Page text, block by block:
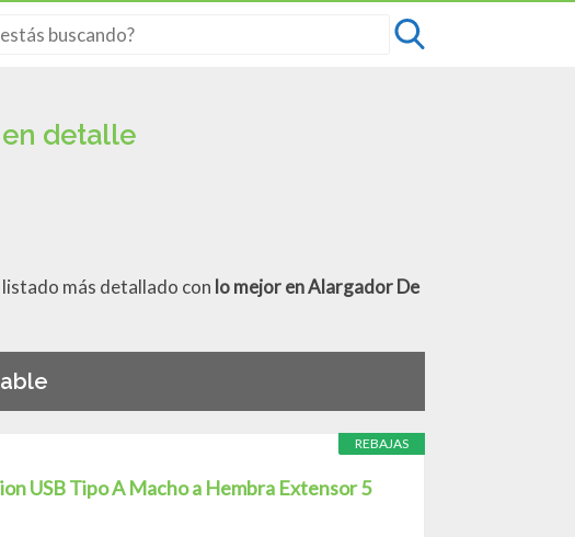
detalle
más detallado con lo mejor en Alargador De
REBAJAS
USB Tipo A Macho a Hembra Extensor 5